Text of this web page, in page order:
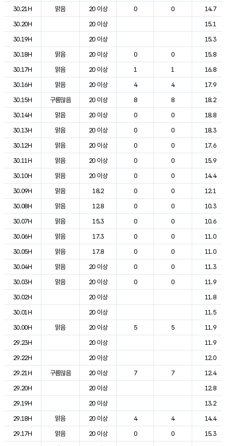
30.21H
맑음 20 이상 0 0
14.7
30.20H
20 이상
15.1
30.19H
20 이상
15.3
30.18H
맑음 20 이상 0 0
15.8
30.17H
맑음 20 이상 1 1
16.8
30.16H
맑음 20 이상 4 4
17.9
30.15H
구름많음 20 이상 8 8
18.2
30.14H
맑음 20 이상 0 0
18.8
30.13H
맑음 20 이상 0 0
18.3
30.12H
맑음 20 이상 0 0
17.6
30.11H
맑음 20 이상 0 0
15.9
30.10H
맑음 20 이상 0 0
14.4
30.09H
맑음 18.2 0 0
12.1
30.08H
맑음 12.8 0 0
10.3
30.07H
맑음 15.3 0 0
10.6
30.06H
맑음 17.3 0 0
11.0
30.05H
맑음 17.8 0 0
11.0
30.04H
맑음 20 이상 0 0
11.3
30.03H
맑음 20 이상 0 0
11.9
30.02H
20 이상
11.8
30.01H
20 이상
11.5
30.00H
맑음 20 이상 5 5
11.9
29.23H
20 이상
11.9
29.22H
20 이상
12.0
29.21H
구름많음 20 이상 7 7
12.4
29.20H
20 이상
12.8
29.19H
20 이상
13.2
29.18H
맑음 20 이상 4 4
14.4
29.17H
맑음 20 이상 0 0
15.3